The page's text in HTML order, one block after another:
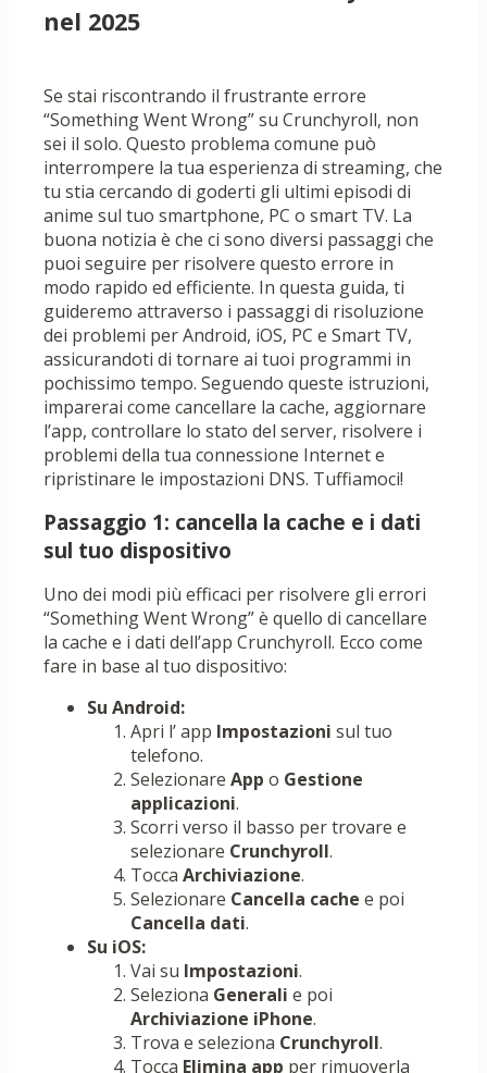
nel 2025
Se stai riscontrando il frustrante errore
“Something Went Wrong” su Crunchyroll, non
sei il solo. Questo problema comune può
interrompere la tua esperienza di streaming, che
tu stia cercando di goderti gli ultimi episodi di
anime sul tuo smartphone, PC o smart TV. La
buona notizia è che ci sono diversi passaggi che
puoi seguire per risolvere questo errore in
modo rapido ed efficiente. In questa guida, ti
guideremo attraverso i passaggi di risoluzione
dei problemi per Android, iOS, PC e Smart TV,
assicurandoti di tornare ai tuoi programmi in
pochissimo tempo. Seguendo queste istruzioni,
imparerai come cancellare la cache, aggiornare
l’app, controllare lo stato del server, risolvere i
problemi della tua connessione Internet e
ripristinare le impostazioni DNS. Tuffiamoci!
Passaggio 1: cancella la cache e i dati
sul tuo dispositivo
Uno dei modi più efficaci per risolvere gli errori
“Something Went Wrong” è quello di cancellare
la cache e i dati dell’app Crunchyroll. Ecco come
fare in base al tuo dispositivo:
Su Android:
Apri l’ app Impostazioni sul tuo
telefono.
Selezionare App o Gestione
applicazioni.
Scorri verso il basso per trovare e
selezionare Crunchyroll.
Tocca Archiviazione.
Selezionare Cancella cache e poi
Cancella dati.
Su iOS:
Vai su Impostazioni.
Seleziona Generali e poi
Archiviazione iPhone.
Trova e seleziona Crunchyroll.
Tocca Elimina app per rimuoverla